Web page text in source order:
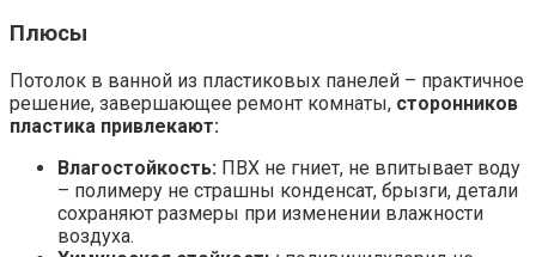
Плюсы
Потолок в ванной из пластиковых панелей – практичное
решение, завершающее ремонт комнаты, сторонников
пластика привлекают:
Влагостойкость: ПВХ не гниет, не впитывает воду
– полимеру не страшны конденсат, брызги, детали
сохраняют размеры при изменении влажности
воздуха.